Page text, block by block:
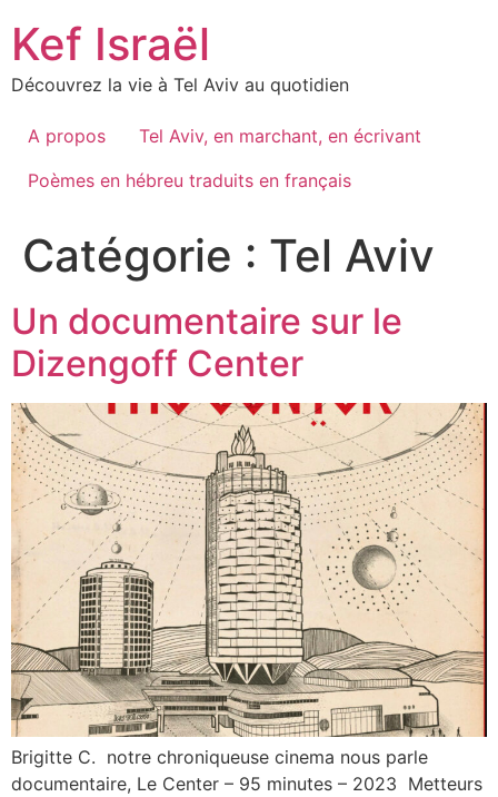
content
Kef Israël
Découvrez la vie à Tel Aviv au quotidien
A propos
Tel Aviv, en marchant, en écrivant
Poèmes en hébreu traduits en français
Catégorie : Tel Aviv
Un documentaire sur le
Dizengoff Center
Brigitte C. notre chroniqueuse cinema nous parle
documentaire, Le Center – 95 minutes – 2023 Metteurs